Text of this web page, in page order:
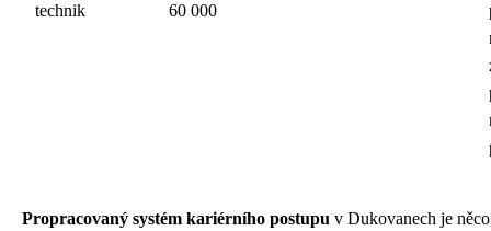
technik
60 000
Propracovaný systém kariérního postupu v Dukovanech je